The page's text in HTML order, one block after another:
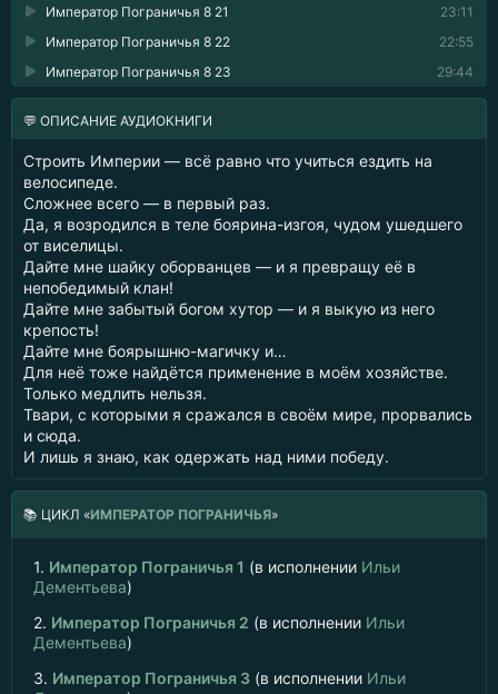
23:11
Император Пограничья 8 21
22:55
Император Пограничья 8 22
29:44
Император Пограничья 8 23
💬 ОПИСАНИЕ АУДИОКНИГИ
Строить Империи — всё равно что учиться ездить на
велосипеде.
Сложнее всего — в первый раз.
Да, я возродился в теле боярина-изгоя, чудом ушедшего
от виселицы.
Дайте мне шайку оборванцев — и я превращу её в
непобедимый клан!
Дайте мне забытый богом хутор — и я выкую из него
крепость!
Дайте мне боярышню-магичку и…
Для неё тоже найдётся применение в моём хозяйстве.
Только медлить нельзя.
Твари, с которыми я сражался в своём мире, прорвались
и сюда.
И лишь я знаю, как одержать над ними победу.
📚 ЦИКЛ «ИМПЕРАТОР ПОГРАНИЧЬЯ»
1. Император Пограничья 1 (в исполнении Ильи
Дементьева)
2. Император Пограничья 2 (в исполнении Ильи
Дементьева)
3. Император Пограничья 3 (в исполнении Ильи